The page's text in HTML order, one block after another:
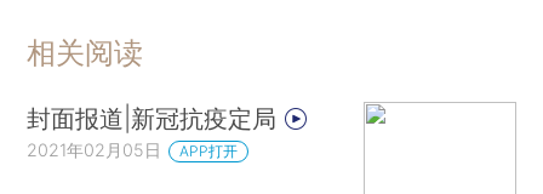
相关阅读
封面报道|新冠抗疫定局
2021年02月05日 APP打开